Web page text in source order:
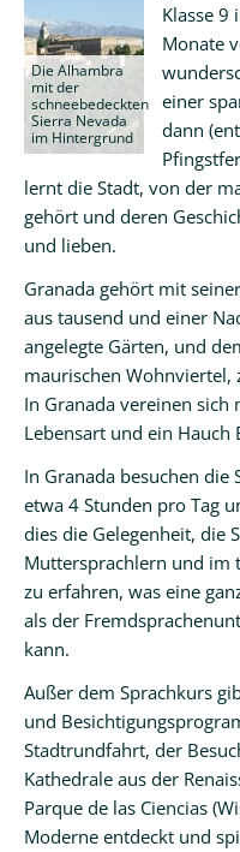
Die Alhambra
mit der
schneebedeckten
Sierra Nevada
im Hintergrund
Klasse 9
Monate
einer
dann
lernt die Stadt, von der
gehört und deren
und lieben.
Granada gehört mit
aus tausend und einer
angelegte Gärten, und
maurischen Wohnviertel,
In Granada vereinen sich
Lebensart und ein Hauch
In Granada besuchen die
etwa 4 Stunden pro Tag
dies die Gelegenheit, die
Muttersprachlern und im
zu erfahren, was eine
als der
kann.
Außer dem Sprachkurs
und
Stadtrundfahrt, der
Kathedrale aus der
Parque de las Ciencias
Moderne entdeckt und